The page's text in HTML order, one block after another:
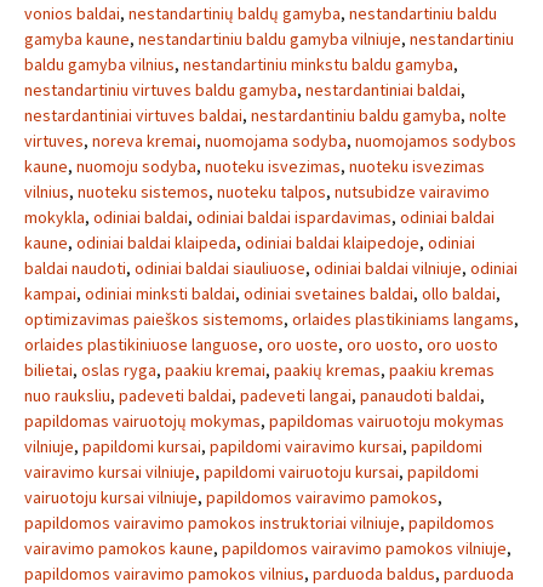
vonios baldai, nestandartinių baldų gamyba, nestandartiniu baldu
gamyba kaune, nestandartiniu baldu gamyba vilniuje, nestandartiniu
baldu gamyba vilnius, nestandartiniu minkstu baldu gamyba,
nestandartiniu virtuves baldu gamyba, nestardantiniai baldai,
nestardantiniai virtuves baldai, nestardantiniu baldu gamyba, nolte
virtuves, noreva kremai, nuomojama sodyba, nuomojamos sodybos
kaune, nuomoju sodyba, nuoteku isvezimas, nuoteku isvezimas
vilnius, nuoteku sistemos, nuoteku talpos, nutsubidze vairavimo
mokykla, odiniai baldai, odiniai baldai ispardavimas, odiniai baldai
kaune, odiniai baldai klaipeda, odiniai baldai klaipedoje, odiniai
baldai naudoti, odiniai baldai siauliuose, odiniai baldai vilniuje, odiniai
kampai, odiniai minksti baldai, odiniai svetaines baldai, ollo baldai,
optimizavimas paieškos sistemoms, orlaides plastikiniams langams,
orlaides plastikiniuose languose, oro uoste, oro uosto, oro uosto
bilietai, oslas ryga, paakiu kremai, paakių kremas, paakiu kremas
nuo rauksliu, padeveti baldai, padeveti langai, panaudoti baldai,
papildomas vairuotojų mokymas, papildomas vairuotoju mokymas
vilniuje, papildomi kursai, papildomi vairavimo kursai, papildomi
vairavimo kursai vilniuje, papildomi vairuotoju kursai, papildomi
vairuotoju kursai vilniuje, papildomos vairavimo pamokos,
papildomos vairavimo pamokos instruktoriai vilniuje, papildomos
vairavimo pamokos kaune, papildomos vairavimo pamokos vilniuje,
papildomos vairavimo pamokos vilnius, parduoda baldus, parduoda